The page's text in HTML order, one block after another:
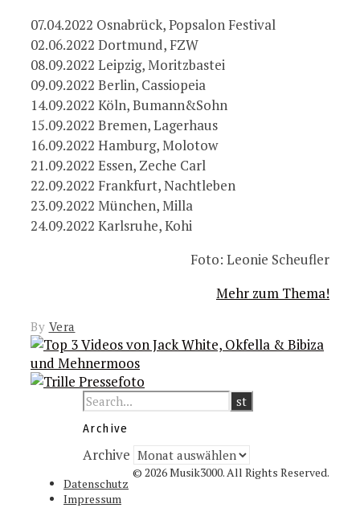
07.04.2022 Osnabrück, Popsalon Festival
02.06.2022 Dortmund, FZW
08.09.2022 Leipzig, Moritzbastei
09.09.2022 Berlin, Cassiopeia
14.09.2022 Köln, Bumann&Sohn
15.09.2022 Bremen, Lagerhaus
16.09.2022 Hamburg, Molotow
21.09.2022 Essen, Zeche Carl
22.09.2022 Frankfurt, Nachtleben
23.09.2022 München, Milla
24.09.2022 Karlsruhe, Kohi
Foto: Leonie Scheufler
Mehr zum Thema!
By Vera
Archive
Archive
© 2026 Musik3000. All Rights Reserved.
Datenschutz
Impressum